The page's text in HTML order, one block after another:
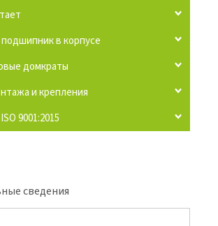
в корпусе
домкраты
и крепления
9001:2015
сведения